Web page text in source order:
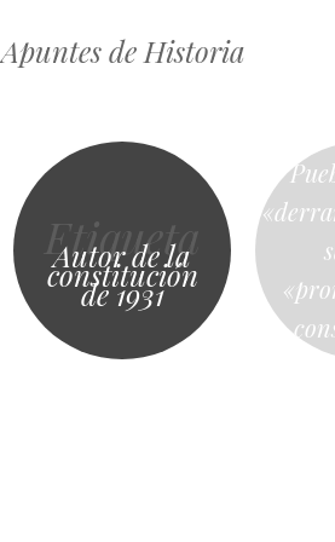
Apuntes de Historia
Etiqueta
Autor de la
constitución
de 1931